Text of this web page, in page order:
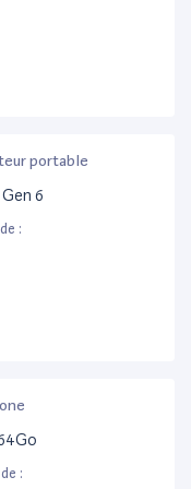
portable
6
:
: